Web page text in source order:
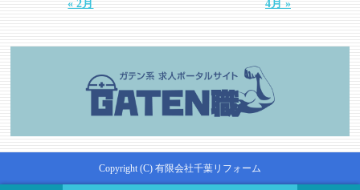
« 2月 4月 »
Copyright (C) 有限会社千葉リフォーム